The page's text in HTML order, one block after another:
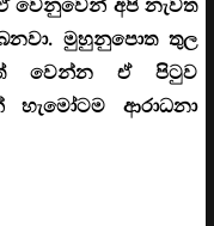
මුහුනුපොත තුල
වෙන්න ඒ පිටුව
ආරාධනා